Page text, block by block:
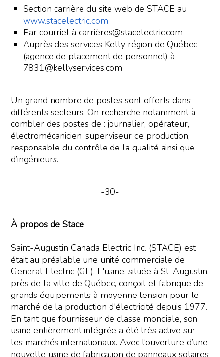
Section carrière du site web de STACE au
www.stacelectric.com
Par courriel à carrières@stacelectric.com
Auprès des services Kelly région de Québec
(agence de placement de personnel) à
7831@kellyservices.com
Un grand nombre de postes sont offerts dans
différents secteurs. On recherche notamment à
combler des postes de : journalier, opérateur,
électromécanicien, superviseur de production,
responsable du contrôle de la qualité ainsi que
d’ingénieurs.
-30-
À propos de Stace
Saint-Augustin Canada Electric Inc. (STACE) est
était au préalable une unité commerciale de
General Electric (GE). L'usine, située à St-Augustin,
près de la ville de Québec, conçoit et fabrique de
grands équipements à moyenne tension pour le
marché de la production d'électricité depuis 1977.
En tant que fournisseur de classe mondiale, son
usine entièrement intégrée a été très active sur
les marchés internationaux. Avec l’ouverture d’une
nouvelle usine de fabrication de panneaux solaires